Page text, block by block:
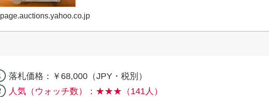
page.auctions.yahoo.co.jp
落札価格：￥68,000（JPY・税別）
人気（ウォッチ数）：★★★（141人）